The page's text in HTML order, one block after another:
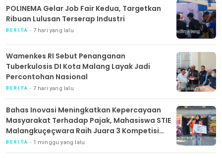
POLINEMA Gelar Job Fair Kedua, Targetkan
Ribuan Lulusan Terserap Industri
BERITA 7 hari yang lalu
Wamenkes RI Sebut Penanganan
Tuberkulosis DI Kota Malang Layak Jadi
Percontohan Nasional
BERITA 7 hari yang lalu
Bahas Inovasi Meningkatkan Kepercayaan
Masyarakat Terhadap Pajak, Mahasiswa STIE
Malangkuçeçwara Raih Juara 3 Kompetisi
Nasional di Lampung
BERITA 1 minggu yang lalu